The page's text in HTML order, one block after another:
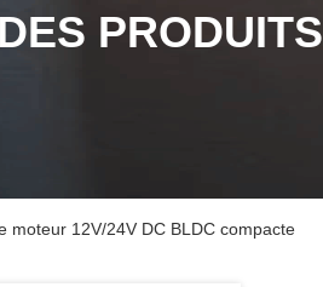
PRODUITS
moteur 12V/24V DC BLDC compacte